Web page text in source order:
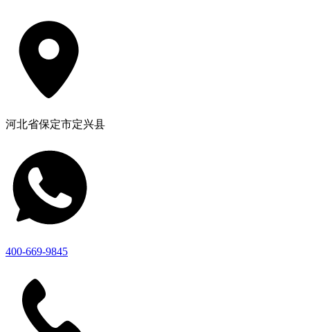
河北省保定市定兴县
400-669-9845